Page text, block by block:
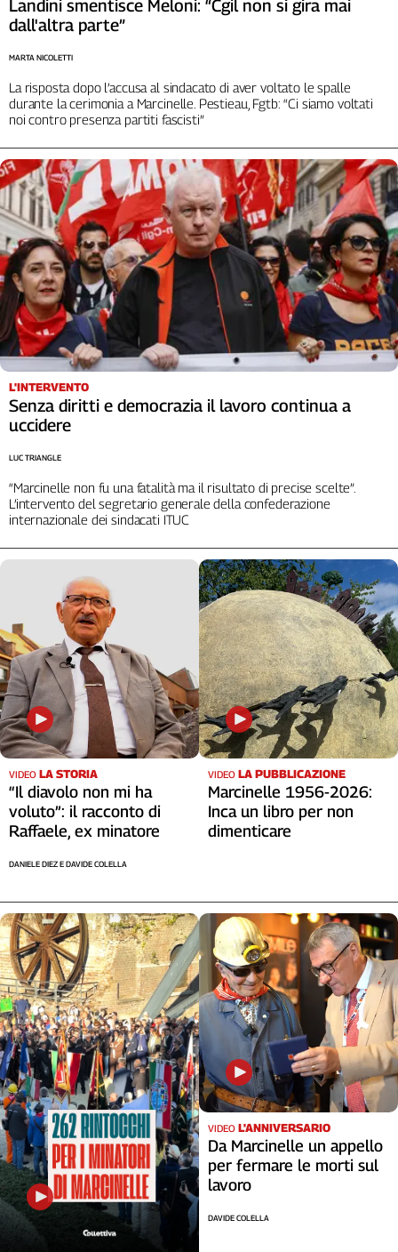
L'Italia
Lavoro
Territori
Abruzzo-
Alto
Adige
Basilicata
Calabria
Campania
Emilia-
Romagna
Friuli
Venezia
Giulia
Lazio
Liguria
Lombardia
Puglia
Sardegna
Valle
D'Aosta
Veneto
Archivio
Storico
1955-
2014
Cerca
La
redazione
Newsletter
Social
Landini smentisce Meloni: “Cgil non si gira mai
dall'altra parte”
La risposta dopo l’accusa al sindacato di aver voltato le spalle
durante la cerimonia a Marcinelle. Pestieau, Fgtb: “Ci siamo voltati
noi contro presenza partiti fascisti”
MARTA NICOLETTI
L'INTERVENTO
Senza diritti e democrazia il lavoro continua a
uccidere
“Marcinelle non fu una fatalità ma il risultato di precise scelte”.
L’intervento del segretario generale della confederazione
internazionale dei sindacati ITUC
LUC TRIANGLE
VIDEO LA STORIA
“Il diavolo non mi ha
voluto”: il racconto di
Raffaele, ex minatore
DANIELE DIEZ E DAVIDE COLELLA
VIDEO LA PUBBLICAZIONE
Marcinelle 1956-2026:
Inca un libro per non
dimenticare
VIDEO L'ANNIVERSARIO
Da Marcinelle un appello
per fermare le morti sul
lavoro
DAVIDE COLELLA